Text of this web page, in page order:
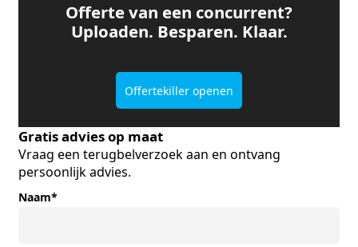
Offerte van een concurrent?
Uploaden. Besparen. Klaar.
Offertekiller openen
Gratis advies op maat
Vraag een terugbelverzoek aan en ontvang
persoonlijk advies.
Naam*